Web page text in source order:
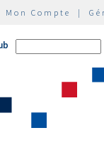
Mon Compte |